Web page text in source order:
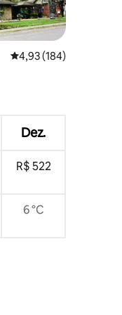
4,93 de uma avaliação
4,93 (184)
Dez.
R$ 522
6 °C